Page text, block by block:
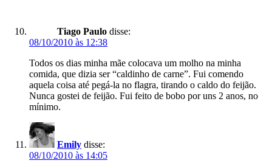
Tiago Paulo disse:
08/10/2010 às 12:38
Todos os dias minha mãe colocava um molho na minha
comida, que dizia ser “caldinho de carne”. Fui comendo
aquela coisa até pegá-la no flagra, tirando o caldo do feijão.
Nunca gostei de feijão. Fui feito de bobo por uns 2 anos, no
mínimo.
Emily disse:
08/10/2010 às 14:05